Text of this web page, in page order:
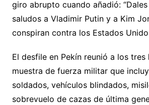
giro abrupto cuando añadió:
saludos a Vladimir Putin y a Kim
conspiran contra los Estados
El desfile en Pekín reunió a los tres
muestra de fuerza militar que
soldados, vehículos blindados,
sobrevuelo de cazas de última